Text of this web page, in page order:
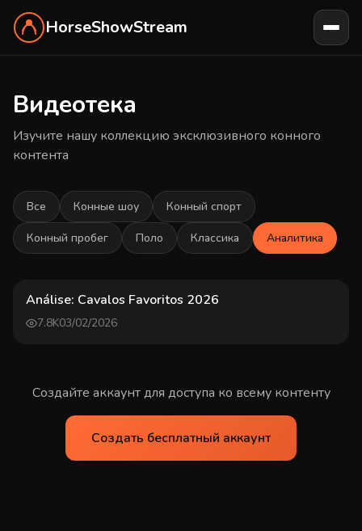
HorseShowStream
Видеотека
Изучите нашу коллекцию эксклюзивного конного
контента
Все Конные шоу Конный спорт
Конный пробег Поло Классика Аналитика
Análise: Cavalos Favoritos 2026
7.8K03/02/2026
Создайте аккаунт для доступа ко всему контенту
Создать бесплатный аккаунт